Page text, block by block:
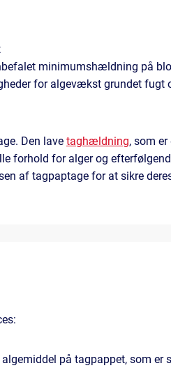
minimumshældning på
for algevækst grundet fugt
Den lave taghældning, som
forhold for alger og
af tagpaptage for at sikre
på tagpappet, som er